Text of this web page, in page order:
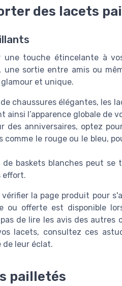
des lacets
touche étincelante à
sortie entre amis ou
et unique.
chaussures élégantes, les
ainsi l’apparence globale de
des anniversaires, optez
le rouge ou le bleu,
de baskets blanches peut se
effort.
la page produit pour
offerte est disponible
de lire les avis des autres
lacets, consultez ces
leur éclat.
pailletés